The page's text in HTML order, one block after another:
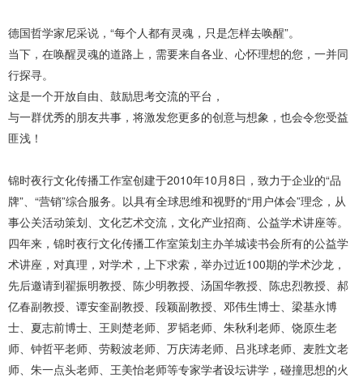
德国哲学家尼采说，“每个人都有灵魂，只是怎样去唤醒”。
当下，在唤醒灵魂的道路上，需要来自各业、心怀理想的您，一并同
行探寻。
这是一个开放自由、鼓励思考交流的平台，
与一群优秀的朋友共事，将激发您更多的创意与想象，也会令您受益
匪浅！
锦时夜行文化传播工作室创建于2010年10月8日，致力于企业的“品
牌”、“营销”综合服务。以具有全球思维和视野的“用户体会”理念，从
事公关活动策划、文化艺术交流，文化产业招商、公益学术讲座等。
四年来，锦时夜行文化传播工作室策划主办羊城读书会所有的公益学
术讲座，对真理，对学术，上下求索，举办过近100期的学术沙龙，
先后邀请到翟振明教授、陈少明教授、汤国华教授、陈忠烈教授、郝
亿春副教授、谭安奎副教授、段颖副教授、邓伟生博士、梁基永博
士、夏志前博士、王则楚老师、罗韬老师、朱秋利老师、饶原生老
师、钟哲平老师、劳毅波老师、万庆涛老师、吕兆球老师、麦胜文老
师、朱一点头老师、王美怡老师等专家学者设坛讲学，碰撞思想的火